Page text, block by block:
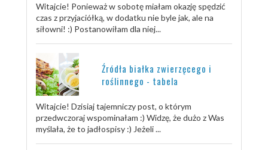
Witajcie! Ponieważ w sobotę miałam okazję spędzić
czas z przyjaciółką, w dodatku nie byle jak, ale na
siłowni! :) Postanowiłam dla niej...
Źródła białka zwierzęcego i
roślinnego - tabela
Witajcie! Dzisiaj tajemniczy post, o którym
przedwczoraj wspominałam :) Widzę, że dużo z Was
myślała, że to jadłospisy :) Jeżeli ...